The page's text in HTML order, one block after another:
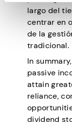
largo del
centrar en
de la
tradicional.
In
passive
attain
reliance,
dividend